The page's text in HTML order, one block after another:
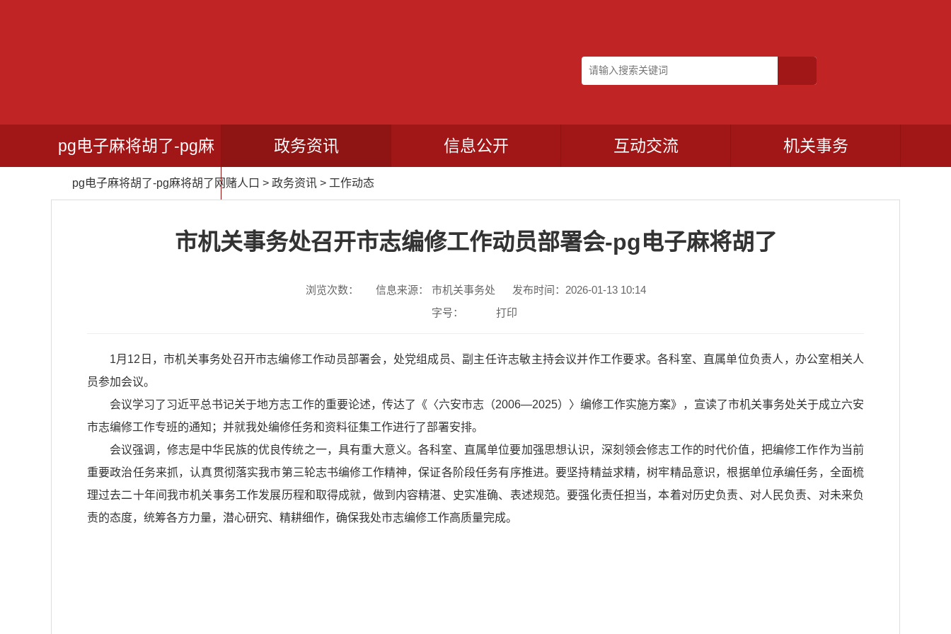
pg电子麻将胡了-pg麻
将胡了网赌人口
政务资讯 信息公开 互动交流 机关事务
pg电子麻将胡了-pg麻将胡了网赌人口 > 政务资讯 > 工作动态
市机关事务处召开市志编修工作动员部署会-pg电子麻将胡了
浏览次数： 信息来源： 市机关事务处
发布时间：2026-01-13 10:14
字号：
打印
1月12日，市机关事务处召开市志编修工作动员部署会，处党组成员、副主任许志敏主持会议并作工作要求。各科室、直属单位负责人，办公室相关人
员参加会议。
会议学习了习近平总书记关于地方志工作的重要论述，传达了《〈六安市志（2006—2025）〉编修工作实施方案》，宣读了市机关事务处关于成立六安
市志编修工作专班的通知；并就我处编修任务和资料征集工作进行了部署安排。
会议强调，修志是中华民族的优良传统之一，具有重大意义。各科室、直属单位要加强思想认识，深刻领会修志工作的时代价值，把编修工作作为当前
重要政治任务来抓，认真贯彻落实我市第三轮志书编修工作精神，保证各阶段任务有序推进。要坚持精益求精，树牢精品意识，根据单位承编任务，全面梳
理过去二十年间我市机关事务工作发展历程和取得成就，做到内容精湛、史实准确、表述规范。要强化责任担当，本着对历史负责、对人民负责、对未来负
责的态度，统筹各方力量，潜心研究、精耕细作，确保我处市志编修工作高质量完成。